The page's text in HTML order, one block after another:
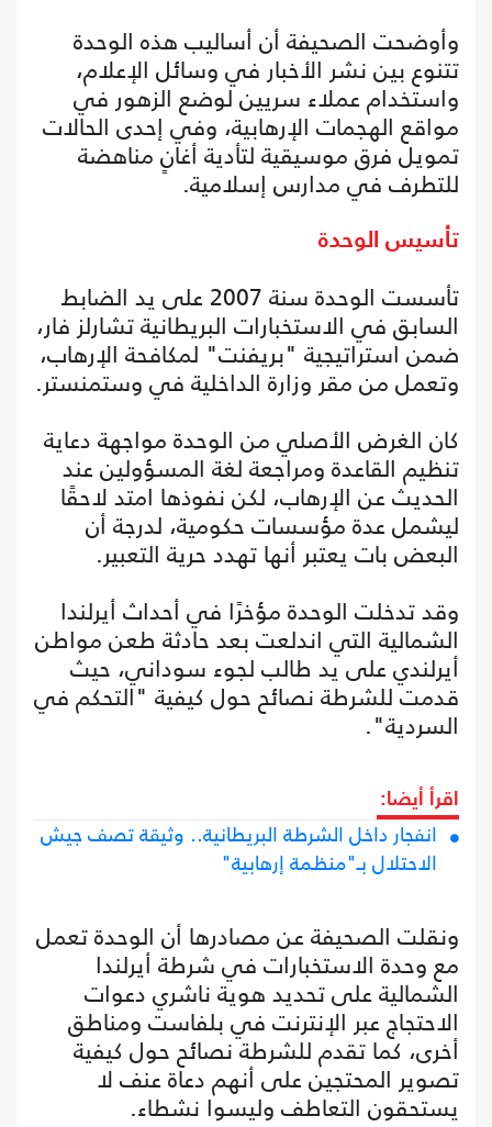
وأوضحت الصحيفة أن أساليب هذه الوحدة
تتنوع بين نشر الأخبار في وسائل الإعلام،
واستخدام عملاء سريين لوضع الزهور في
مواقع الهجمات الإرهابية، وفي إحدى الحالات
تمويل فرق موسيقية لتأدية أغانٍ مناهضة
للتطرف في مدارس إسلامية.
تأسيس الوحدة
تأسست الوحدة سنة 2007 على يد الضابط
السابق في الاستخبارات البريطانية تشارلز فار،
ضمن استراتيجية "بريفنت" لمكافحة الإرهاب،
وتعمل من مقر وزارة الداخلية في وستمنستر.
كان الغرض الأصلي من الوحدة مواجهة دعاية
تنظيم القاعدة ومراجعة لغة المسؤولين عند
الحديث عن الإرهاب، لكن نفوذها امتد لاحقًا
ليشمل عدة مؤسسات حكومية، لدرجة أن
البعض بات يعتبر أنها تهدد حرية التعبير.
وقد تدخلت الوحدة مؤخرًا في أحداث أيرلندا
الشمالية التي اندلعت بعد حادثة طعن مواطن
أيرلندي على يد طالب لجوء سوداني، حيث
قدمت للشرطة نصائح حول كيفية "التحكم في
السردية".
اقرأ أيضا:
انفجار داخل الشرطة البريطانية.. وثيقة تصف جيش
الاحتلال بـ"منظمة إرهابية"
ونقلت الصحيفة عن مصادرها أن الوحدة تعمل
مع وحدة الاستخبارات في شرطة أيرلندا
الشمالية على تحديد هوية ناشري دعوات
الاحتجاج عبر الإنترنت في بلفاست ومناطق
أخرى، كما تقدم للشرطة نصائح حول كيفية
تصوير المحتجين على أنهم دعاة عنف لا
يستحقون التعاطف وليسوا نشطاء.